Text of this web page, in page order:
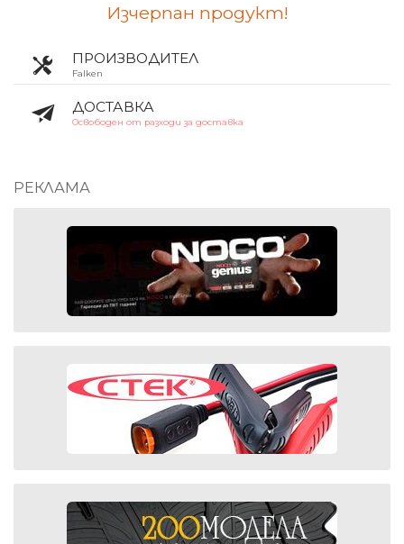
Изчерпан продукт!
ПРОИЗВОДИТЕЛ
Falken
ДОСТАВКА
Освободен от разходи за доставка
РЕКЛАМА